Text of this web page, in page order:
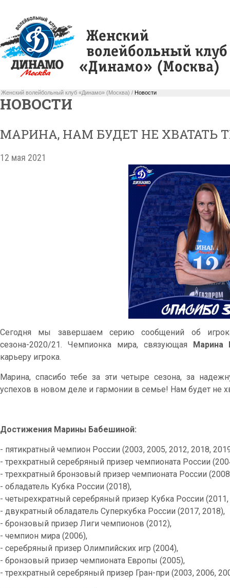
Женский волейбольный клуб «Динамо» (Москва) / Новости
НОВОСТИ
МАРИНА, НАМ БУДЕТ НЕ ХВАТАТЬ
12 мая 2021
Сегодня мы завершаем серию сообщений об
сезона-2020/21. Чемпионка мира, связующая Марина
карьеру игрока.
Марина, спасибо тебе за эти четыре сезона, за
успехов в новом деле и гармонии в семье! Нам будет не
Достижения Марины Бабешиной:
- пятикратный чемпион России (2003, 2005, 2012, 2018,
- трехкратный серебряный призер чемпионата России
- трехкратный бронзовый призер чемпионата России
- обладатель Кубка России (2018),
- четырехкратный серебряный призер Кубка России (2011,
- двукратный обладатель Суперкубка России (2017, 2018),
- бронзовый призер Лиги чемпионов (2012),
- чемпион мира (2006),
- серебряный призер Олимпийских игр (2004),
- бронзовый призер чемпионата Европы (2005),
- трехкратный серебряный призер Гран-при (2003, 2006,